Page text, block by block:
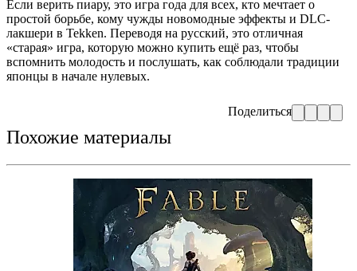
Если верить пиару, это игра года для всех, кто мечтает о
простой борьбе, кому чужды новомодные эффекты и DLC-
лакшери в Tekken. Переводя на русский, это отличная
«старая» игра, которую можно купить ещё раз, чтобы
вспомнить молодость и послушать, как соблюдали традиции
японцы в начале нулевых.
Поделиться
Похожие материалы